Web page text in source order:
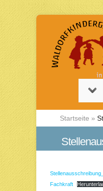
Startseite »
Fachkraft